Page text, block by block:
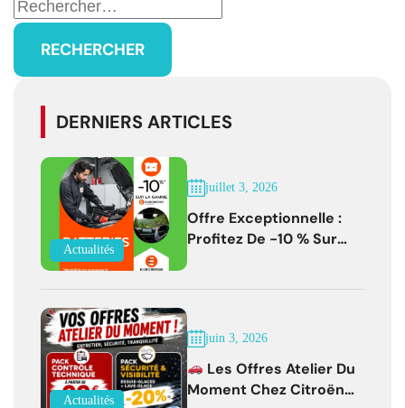
DERNIERS ARTICLES
Actualités
juillet 3, 2026
Offre Exceptionnelle :
Profitez De -10 % Sur
Actualités
juin 3, 2026
Les Offres Atelier Du
Moment Chez Citroën